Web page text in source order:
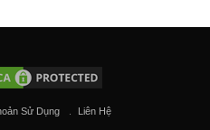
by PhongNT
Sử Dụng Liên Hệ